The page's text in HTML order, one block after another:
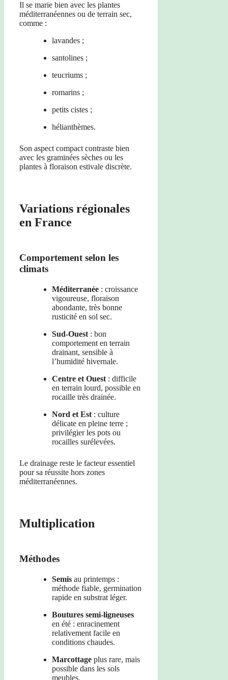
Il se marie bien avec les plantes
méditerranéennes ou de terrain sec,
comme :
lavandes ;
santolines ;
teucriums ;
romarins ;
petits cistes ;
hélianthèmes.
Son aspect compact contraste bien
avec les graminées sèches ou les
plantes à floraison estivale discrète.
Variations régionales
en France
Comportement selon les
climats
Méditerranée : croissance
vigoureuse, floraison
abondante, très bonne
rusticité en sol sec.
Sud-Ouest : bon
comportement en terrain
drainant, sensible à
l’humidité hivernale.
Centre et Ouest : difficile
en terrain lourd, possible en
rocaille très drainée.
Nord et Est : culture
délicate en pleine terre ;
privilégier les pots ou
rocailles surélevées.
Le drainage reste le facteur essentiel
pour sa réussite hors zones
méditerranéennes.
Multiplication
Méthodes
Semis au printemps :
méthode fiable, germination
rapide en substrat léger.
Boutures semi-ligneuses
en été : enracinement
relativement facile en
conditions chaudes.
Marcottage plus rare, mais
possible dans les sols
meubles.